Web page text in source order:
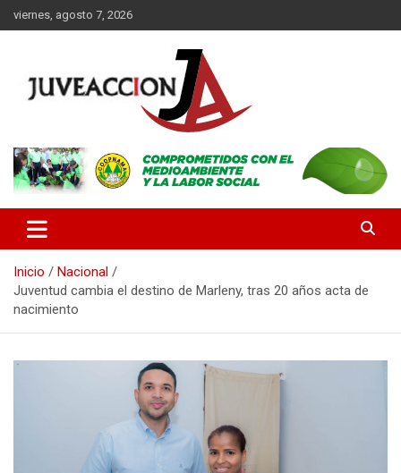
Saltar
al
viernes, agosto 7, 2026
JuveAcción
la finalidad de difundir información que contribuya al desarrollo
integral de nuestros lectores.
Inicio
Nacional
Juventud cambia el destino de Marleny, tras 20 años acta de
nacimiento